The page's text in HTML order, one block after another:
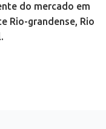
do mercado em
Rio-grandense, Rio